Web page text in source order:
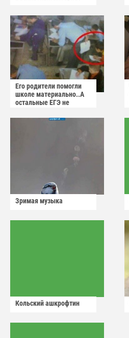
Его родители помогли
школе материально..А
остальные ЕГЭ не
Зримая музыка
Кольский ашкрофтин